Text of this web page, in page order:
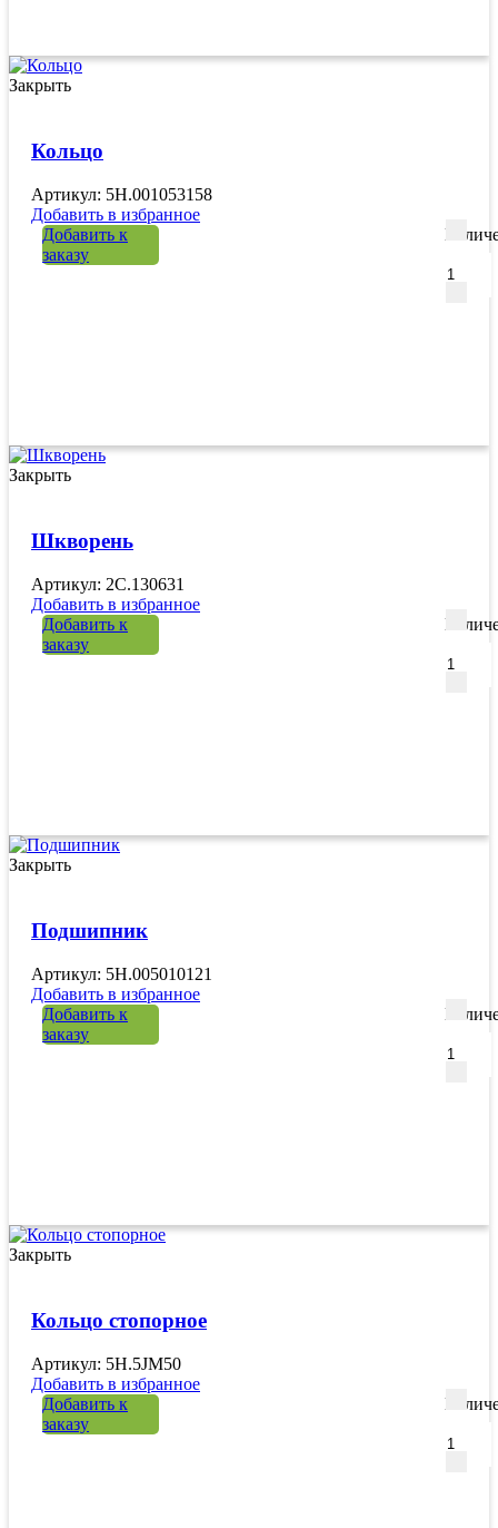
Закрыть
Кольцо
Артикул: 5H.001053158
Добавить в избранное
Добавить к
заказу
Закрыть
Шкворень
Артикул: 2C.130631
Добавить в избранное
Добавить к
заказу
Закрыть
Подшипник
Артикул: 5H.005010121
Добавить в избранное
Добавить к
заказу
Закрыть
Кольцо стопорное
Артикул: 5H.5JM50
Добавить в избранное
Добавить к
заказу